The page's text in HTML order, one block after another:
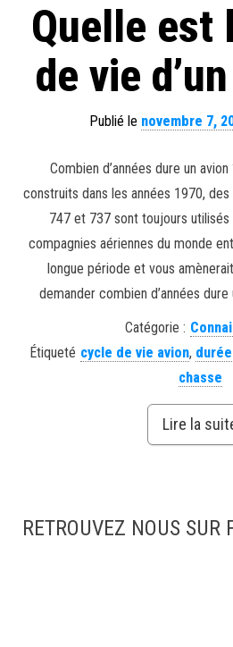
Quelle est
de vie
Publié le novembre 7,
Combien d’années dure un
construits dans les années 1970,
747 et 737 sont toujours
compagnies aériennes du monde
longue période et vous
demander combien d’années
Catégorie :
Étiqueté cycle de vie avion,
chasse
Lire la
RETROUVEZ NOUS SUR